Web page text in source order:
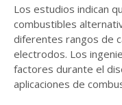
Los estudios indican
combustibles
diferentes rangos de
electrodos. Los
factores durante el
aplicaciones de